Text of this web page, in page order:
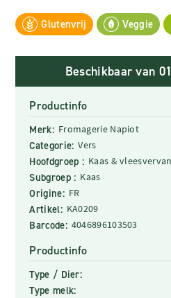
Glutenvrij Veggie
Beschikbaar van
Productinfo
Merk: Fromagerie Napiot
Categorie: Vers
Hoofdgroep : Kaas &
Subgroep : Kaas
Origine: FR
Artikel: KA0209
Barcode: 4046896103503
Productinfo
Type / Dier:
Type melk: